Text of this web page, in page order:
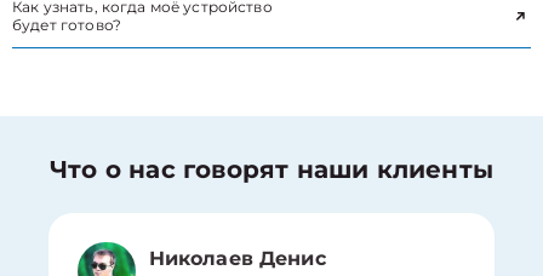
Как узнать, когда моё устройство
будет готово?
Что о нас говорят наши клиенты
Николаев Денис